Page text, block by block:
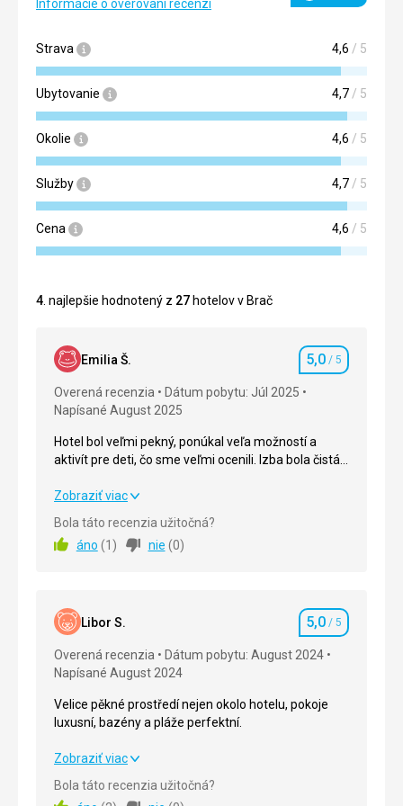
Informácie o overovaní recenzí
Strava 4,6 / 5
Ubytovanie 4,7/ 5
Okolie 4,6 / 5
Služby 4,7/ 5
Cena 4,6 / 5
4. najlepšie hodnotený z 27 hotelov v Brač
Emilia Š. Hodnotenie
5,0 / 5
Overená recenzia
Dátum pobytu: Júl 2025
Napísané August 2025
Hotel bol veľmi pekný, ponúkal veľa možností a
aktivít pre deti, čo sme veľmi ocenili. Izba bola čistá
no po nahlásení na recepcii boli promptne
odstránené. Oceňujem rýchlu reakciu personálu a
celkovo sme mali príjemný pobyt.
Hotel bol veľmi pekný, ponúkal veľa možností a
aktivít pre deti, čo sme veľmi ocenili. Izba bola čistá
a útulná. Počas pobytu sme si všimli mravce v izbe,
no po nahlásení na recepcii boli promptne
Strava 5,0/ 5
Ubytovanie 5,0
Služby
Cena
Zobraziť viac
Bola táto recenzia užitočná?
áno (1 ) nie (0)
Libor S. Hodnotenie
5,0 / 5
Overená recenzia
Dátum pobytu: August 2024
Napísané August 2024
Velice pěkné prostředí nejen okolo hotelu, pokoje
luxusní, bazény a pláže perfektní.
Velice pěkné prostředí nejen okolo hotelu, pokoje
luxusní, bazény a pláže perfektní.
Zobraziť viac
Bola táto recenzia užitočná?